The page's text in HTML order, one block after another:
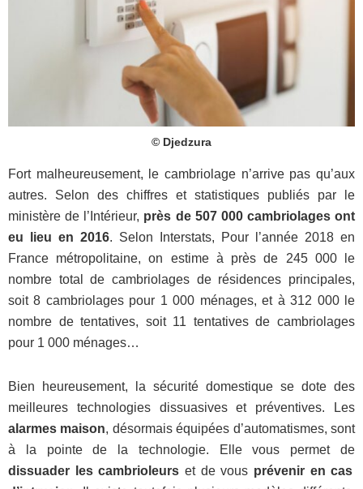
© Djedzura
Fort malheureusement, le cambriolage n’arrive pas qu’aux
autres. Selon des chiffres et statistiques publiés par le
ministère de l’Intérieur, près de 507 000 cambriolages ont
eu lieu en 2016. Selon Interstats, Pour l’année 2018 en
France métropolitaine, on estime à près de 245 000 le
nombre total de cambriolages de résidences principales,
soit 8 cambriolages pour 1 000 ménages, et à 312 000 le
nombre de tentatives, soit 11 tentatives de cambriolages
pour 1 000 ménages…
Bien heureusement, la sécurité domestique se dote des
meilleures technologies dissuasives et préventives. Les
alarmes maison, désormais équipées d’automatismes, sont
à la pointe de la technologie. Elle vous permet de
dissuader les cambrioleurs et de vous prévenir en cas